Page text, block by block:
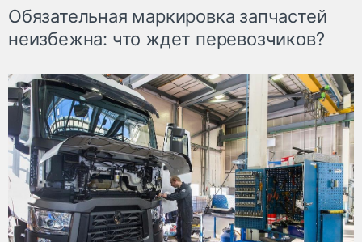
Обязательная маркировка запчастей
неизбежна: что ждет перевозчиков?